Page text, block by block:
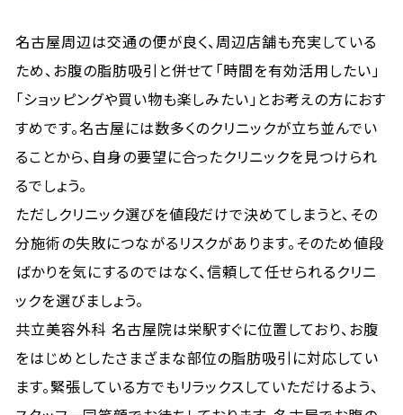
名古屋周辺は交通の便が良く、周辺店舗も充実している
ため、お腹の脂肪吸引と併せて「時間を有効活用したい」
「ショッピングや買い物も楽しみたい」とお考えの方におす
すめです。名古屋には数多くのクリニックが立ち並んでい
ることから、自身の要望に合ったクリニックを見つけられ
るでしょう。
ただしクリニック選びを値段だけで決めてしまうと、その
分施術の失敗につながるリスクがあります。そのため値段
ばかりを気にするのではなく、信頼して任せられるクリニ
ックを選びましょう。
共立美容外科 名古屋院は栄駅すぐに位置しており、お腹
をはじめとしたさまざまな部位の脂肪吸引に対応してい
ます。緊張している方でもリラックスしていただけるよう、